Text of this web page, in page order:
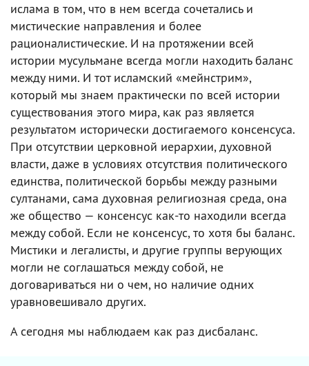
ислама в том, что в нем всегда сочетались и
мистические направления и более
рационалистические. И на протяжении всей
истории мусульмане всегда могли находить баланс
между ними. И тот исламский «мейнстрим»,
который мы знаем практически по всей истории
существования этого мира, как раз является
результатом исторически достигаемого консенсуса.
При отсутствии церковной иерархии, духовной
власти, даже в условиях отсутствия политического
единства, политической борьбы между разными
султанами, сама духовная религиозная среда, она
же общество — консенсус как-то находили всегда
между собой. Если не консенсус, то хотя бы баланс.
Мистики и легалисты, и другие группы верующих
могли не соглашаться между собой, не
договариваться ни о чем, но наличие одних
уравновешивало других.
А сегодня мы наблюдаем как раз дисбаланс.